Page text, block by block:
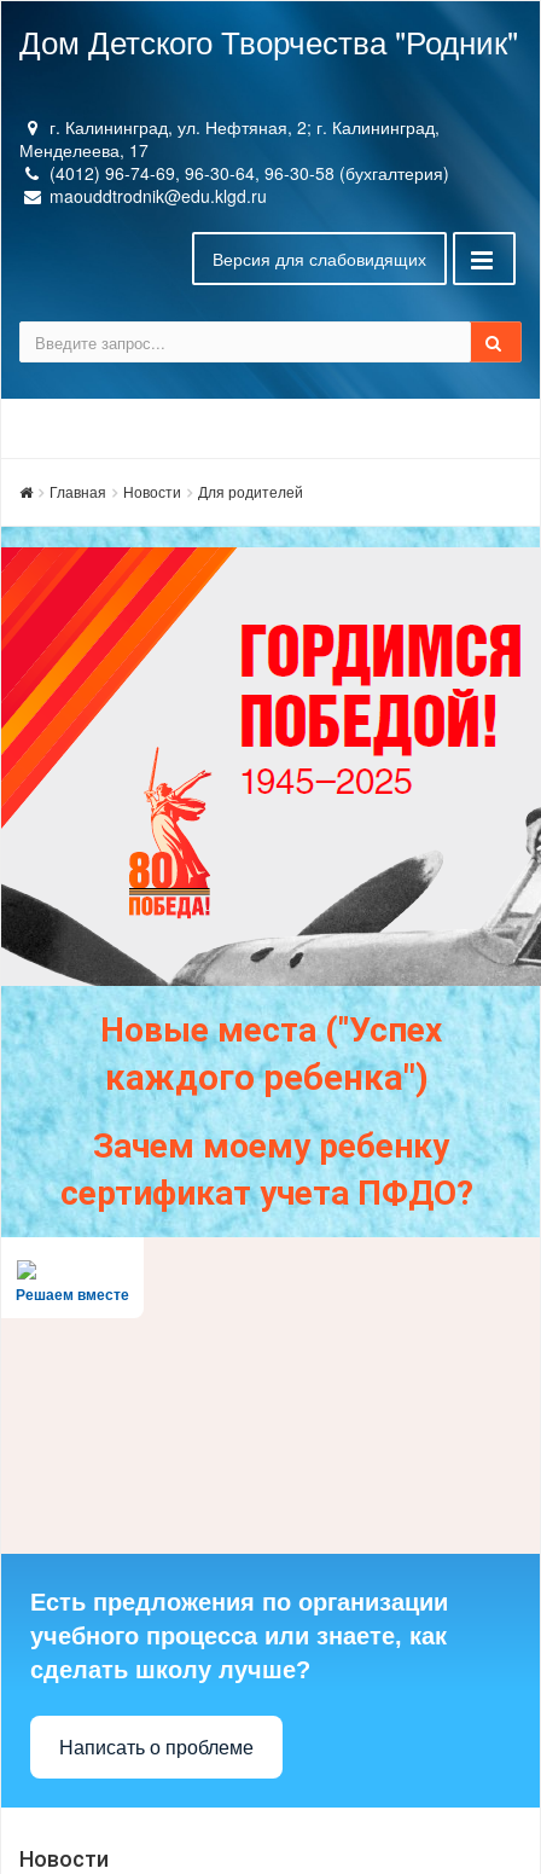
Дом Детского Творчества "Родник"
г. Калининград, ул. Нефтяная, 2; г. Калининград,
Менделеева, 17
(4012) 96-74-69, 96-30-64, 96-30-58 (бухгалтерия)
maouddtrodnik@edu.klgd.ru
Версия для слабовидящих
Главная Новости Для родителей
Новые места ("Успех
каждогоребенка")
Зачем моему ребенку
сертификат учета ПФДО?
Решаем вместе
Есть предложения по организации
учебного процесса или знаете, как
сделать школу лучше?
Написать о проблеме
Новости